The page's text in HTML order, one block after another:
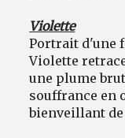
Violette
Portrait d'une
Violette
une plume
souffrance
bienveillant de